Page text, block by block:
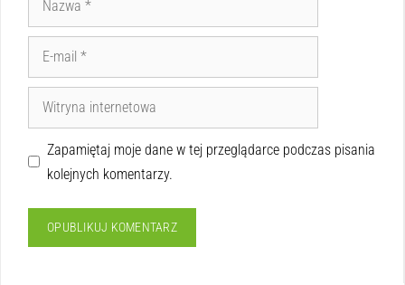
Zapamiętaj moje dane w tej przeglądarce podczas pisania
kolejnych komentarzy.